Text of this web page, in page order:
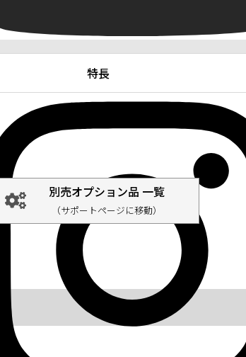
特長
別売オプション品 一覧
（サポートページに移動）